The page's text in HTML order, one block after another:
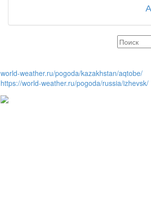
Час депутата /
world-weather.ru/pogoda/kazakhstan/aqtobe/
https://world-weather.ru/pogoda/russia/izhevsk/